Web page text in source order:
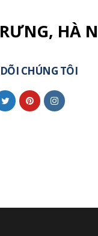
HÀ
CHÚNG TÔI